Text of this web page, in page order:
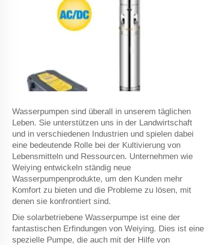
Wasserpumpen sind überall in unserem täglichen
Leben. Sie unterstützen uns in der Landwirtschaft
und in verschiedenen Industrien und spielen dabei
eine bedeutende Rolle bei der Kultivierung von
Lebensmitteln und Ressourcen. Unternehmen wie
Weiying entwickeln ständig neue
Wasserpumpenprodukte, um den Kunden mehr
Komfort zu bieten und die Probleme zu lösen, mit
denen sie konfrontiert sind.
Die solarbetriebene Wasserpumpe ist eine der
fantastischen Erfindungen von Weiying. Dies ist eine
spezielle Pumpe, die auch mit der Hilfe von